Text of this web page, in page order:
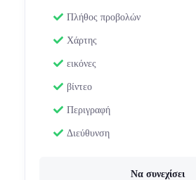
Πλήθος προβολών
Χάρτης
εικόνες
βίντεο
Περιγραφή
Διεύθυνση
Να συνεχίσει